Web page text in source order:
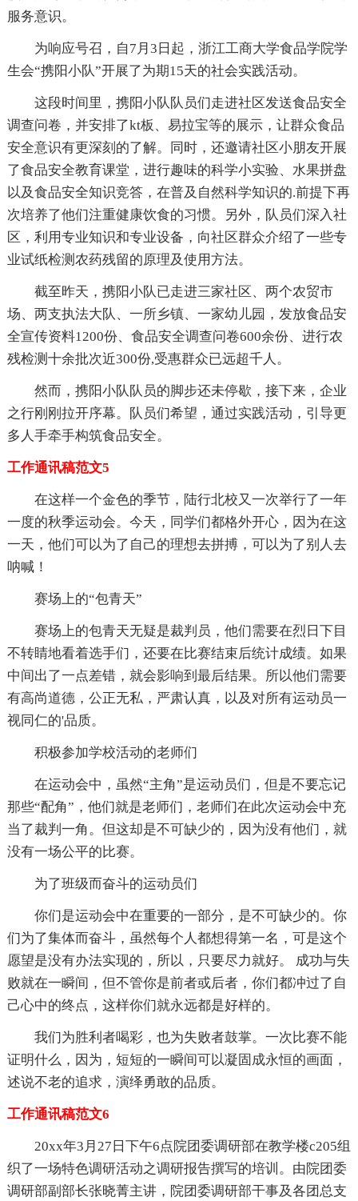
服务意识。
为响应号召，自7月3日起，浙江工商大学食品学院学
生会“携阳小队”开展了为期15天的社会实践活动。
这段时间里，携阳小队队员们走进社区发送食品安全
调查问卷，并安排了kt板、易拉宝等的展示，让群众食品
安全意识有更深刻的了解。同时，还邀请社区小朋友开展
了食品安全教育课堂，进行趣味的科学小实验、水果拼盘
以及食品安全知识竞答，在普及自然科学知识的.前提下再
次培养了他们注重健康饮食的习惯。另外，队员们深入社
区，利用专业知识和专业设备，向社区群众介绍了一些专
业试纸检测农药残留的原理及使用方法。
截至昨天，携阳小队已走进三家社区、两个农贸市
场、两支执法大队、一所乡镇、一家幼儿园，发放食品安
全宣传资料1200份、食品安全调查问卷600余份、进行农
残检测十余批次近300份,受惠群众已远超千人。
然而，携阳小队队员的脚步还未停歇，接下来，企业
之行刚刚拉开序幕。队员们希望，通过实践活动，引导更
多人手牵手构筑食品安全。
工作通讯稿范文5
在这样一个金色的季节，陆行北校又一次举行了一年
一度的秋季运动会。今天，同学们都格外开心，因为在这
一天，他们可以为了自己的理想去拼搏，可以为了别人去
呐喊！
赛场上的“包青天”
赛场上的包青天无疑是裁判员，他们需要在烈日下目
不转睛地看着选手们，还要在比赛结束后统计成绩。如果
中间出了一点差错，就会影响到最后结果。所以他们需要
有高尚道德，公正无私，严肃认真，以及对所有运动员一
视同仁的'品质。
积极参加学校活动的老师们
在运动会中，虽然“主角”是运动员们，但是不要忘记
那些“配角”，他们就是老师们，老师们在此次运动会中充
当了裁判一角。但这却是不可缺少的，因为没有他们，就
没有一场公平的比赛。
为了班级而奋斗的运动员们
你们是运动会中在重要的一部分，是不可缺少的。你
们为了集体而奋斗，虽然每个人都想得第一名，可是这个
愿望是没有办法实现的，所以，只要尽力就好。 成功与失
败就在一瞬间，但不管你是前者或后者，你们都冲过了自
己心中的终点，这样你们就永远都是好样的。
我们为胜利者喝彩，也为失败者鼓掌。一次比赛不能
证明什么，因为，短短的一瞬间可以凝固成永恒的画面，
述说不老的追求，演绎勇敢的品质。
工作通讯稿范文6
20xx年3月27日下午6点院团委调研部在教学楼c205组
织了一场特色调研活动之调研报告撰写的培训。由院团委
调研部副部长张晓菁主讲，院团委调研部干事及各团总支